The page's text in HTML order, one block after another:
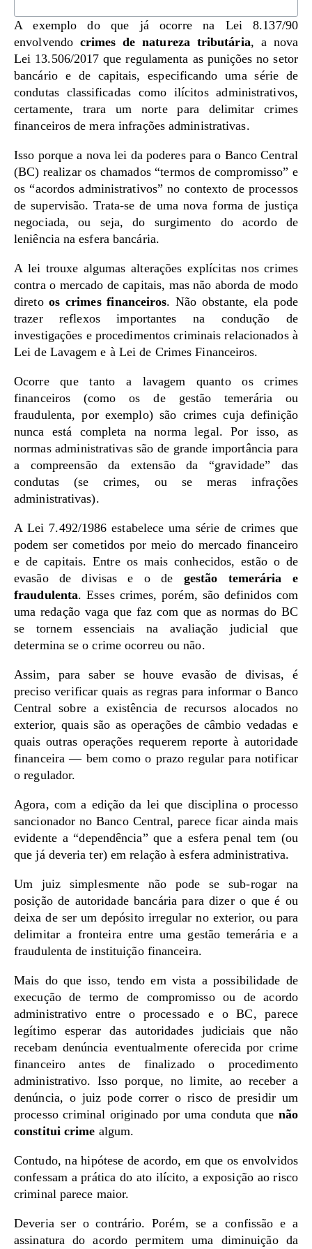
A exemplo do que já ocorre na Lei 8.137/90
envolvendo crimes de natureza tributária, a nova
Lei 13.506/2017 que regulamenta as punições no setor
bancário e de capitais, especificando uma série de
condutas classificadas como ilícitos administrativos,
certamente, trara um norte para delimitar crimes
financeiros de mera infrações administrativas.
Isso porque a nova lei da poderes para o Banco Central
(BC) realizar os chamados “termos de compromisso” e
os “acordos administrativos” no contexto de processos
de supervisão. Trata-se de uma nova forma de justiça
negociada, ou seja, do surgimento do acordo de
leniência na esfera bancária.
A lei trouxe algumas alterações explícitas nos crimes
contra o mercado de capitais, mas não aborda de modo
diretoos crimes financeiros. Não obstante, ela pode
trazer reflexos importantes na condução de
investigações e procedimentos criminais relacionados à
Lei de Lavagem e à Lei de Crimes Financeiros.
Ocorre que tanto a lavagem quanto os crimes
financeiros (como os de gestão temerária ou
fraudulenta, por exemplo) são crimes cuja definição
nunca está completa na norma legal. Por isso, as
normas administrativas são de grande importância para
a compreensão da extensão da “gravidade” das
condutas (se crimes, ou se meras infrações
administrativas).
A Lei 7.492/1986 estabelece uma série de crimes que
podem ser cometidos por meio do mercado financeiro
e de capitais. Entre os mais conhecidos, estão o de
evasão de divisas e o de gestão temerária e
fraudulenta. Esses crimes, porém, são definidos com
uma redação vaga que faz com que as normas do BC
se tornem essenciais na avaliação judicial que
determina se o crime ocorreu ou não.
Assim, para saber se houve evasão de divisas, é
preciso verificar quais as regras para informar o Banco
Central sobre a existência de recursos alocados no
exterior, quais são as operações de câmbio vedadas e
quais outras operações requerem reporte à autoridade
financeira — bem como o prazo regular para notificar
o regulador.
Agora, com a edição da lei que disciplina o processo
sancionador no Banco Central, parece ficar ainda mais
evidente a “dependência” que a esfera penal tem (ou
que já deveria ter) em relação à esfera administrativa.
Um juiz simplesmente não pode se sub-rogar na
posição de autoridade bancária para dizer o que é ou
deixa de ser um depósito irregular no exterior, ou para
delimitar a fronteira entre uma gestão temerária e a
fraudulenta de instituição financeira.
Mais do que isso, tendo em vista a possibilidade de
execução de termo de compromisso ou de acordo
administrativo entre o processado e o BC, parece
legítimo esperar das autoridades judiciais que não
recebam denúncia eventualmente oferecida por crime
financeiro antes de finalizado o procedimento
administrativo. Isso porque, no limite, ao receber a
denúncia, o juiz pode correr o risco de presidir um
processo criminal originado por uma conduta que não
constitui crime algum.
Contudo, na hipótese de acordo, em que os envolvidos
confessam a prática do ato ilícito, a exposição ao risco
criminal parece maior.
Deveria ser o contrário. Porém, se a confissão e a
assinatura do acordo permitem uma diminuição da